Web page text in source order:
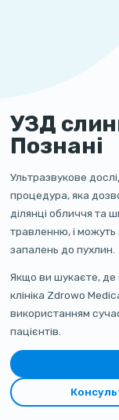
УЗД
Познані
Ультразвукове
процедура, яка
ділянці обличчя та
травленню, і можуть
запалень до пухлин.
Якщо ви шукаєте, де
клініка Zdrowo
використанням
пацієнтів.